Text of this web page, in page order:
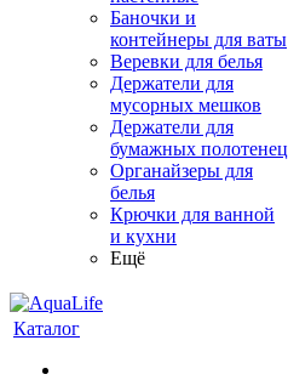
Баночки и
контейнеры для ваты
Веревки для белья
Держатели для
мусорных мешков
Держатели для
бумажных полотенец
Органайзеры для
белья
Крючки для ванной
и кухни
Ещё
Каталог